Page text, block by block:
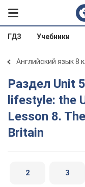
ГДЗ Учебники
Английский язык 8
Раздел Unit 5. Countries, people,
lifestyle: the
Lesson 8.
Britain
2 3